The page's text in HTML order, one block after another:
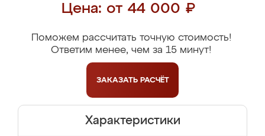
Цена: от 44 000 ₽
Поможем рассчитать точную стоимость!
Ответим менее, чем за 15 минут!
ЗАКАЗАТЬ РАСЧЁТ
Характеристики